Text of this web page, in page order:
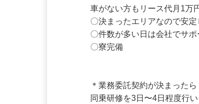
〇車のある方はもちろん、
車がない方もリース代月1万
〇決まったエリアなので安
〇件数が多い日は会社でサ
＊業務委託契約が決まった